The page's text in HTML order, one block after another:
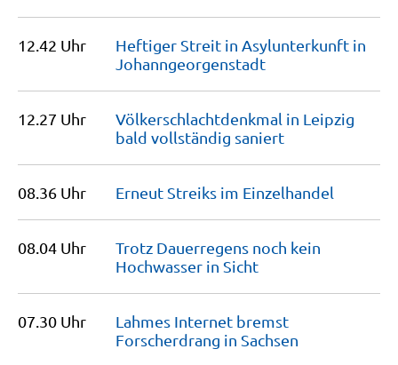
12.42 Uhr
Heftiger Streit in Asylunterkunft in
Johannge­or­genstadt
12.27 Uhr
Völkerschlachtdenkmal in Leipzig
bald vollständig saniert
08.36 Uhr Erneut Streiks im Einzelhandel
08.04 Uhr
Trotz Dauerregens noch kein
Hochwasser in Sicht
07.30 Uhr
Lahmes Internet bremst
Forscherdrang in Sachsen